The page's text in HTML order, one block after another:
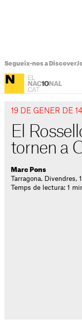
Segueix-nos a Discover
19 DE GENER DE
El
tornen a
Marc Pons
Tarragona.
Temps de lectura: 1